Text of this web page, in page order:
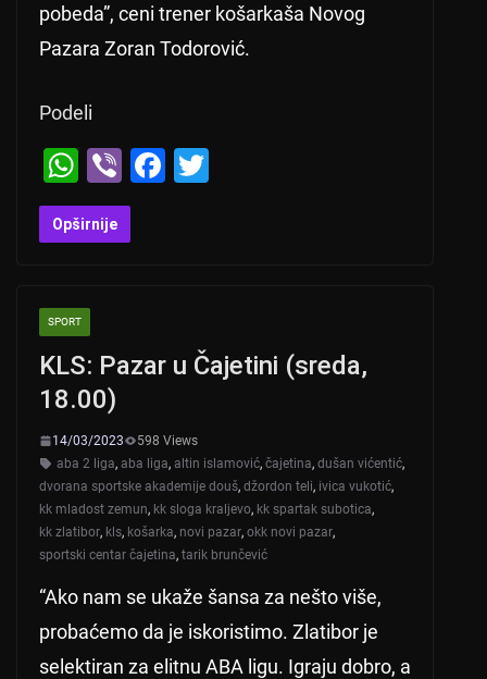
pobeda”, ceni trener košarkaša Novog
Pazara Zoran Todorović.
Podeli
W
h
at
A
p
p
Vi
b
er
F
o
Opširnije
SPORT
KLS: Pazar u Čajetini (sreda,
18.00)
14/03/2023
598 Views
aba 2 liga, aba liga, altin islamović, čajetina, dušan vićentić,
dvorana sportske akademije douš, džordon teli, ivica vukotić,
kk mladost zemun, kk sloga kraljevo, kk spartak subotica,
kk zlatibor, kls, košarka, novi pazar, okk novi pazar,
sportski centar čajetina, tarik brunčević
“Ako nam se ukaže šansa za nešto više,
probaćemo da je iskoristimo. Zlatibor je
selektiran za elitnu ABA ligu. Igraju dobro, a